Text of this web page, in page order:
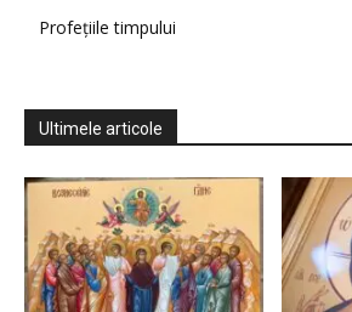
Profețiile timpului
Ultimele articole